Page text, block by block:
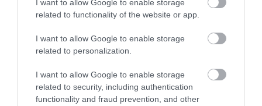
I want to allow Google to enable storage
related to functionality of the website or app.
I want to allow Google to enable storage
related to personalization.
I want to allow Google to enable storage
related to security, including authentication
functionality and fraud prevention, and other
Bár a fekete holdat nem láthatjuk, mert a Hold
felénk eső része árnyékban van, ez azt jelenti, hogy
az éjszakai égbolt mentes a holdfénytől, így
tökéletes a csillagok megfigyelésére. Az újhold
utáni estéken − május 19-én, 20-án és 21-én −
napnyugta után nézz nyugatra, és 2023 egyetlen
fekete holdja után egy karcsú félholdat láthatsz
majd felbukkanni.